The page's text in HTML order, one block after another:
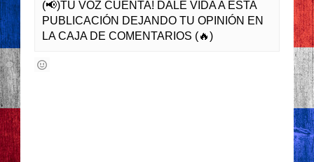
(📢)TU VOZ CUENTA! DALE VIDA A ESTA
PUBLICACIÓN DEJANDO TU OPINIÓN EN
LA CAJA DE COMENTARIOS (🔥)